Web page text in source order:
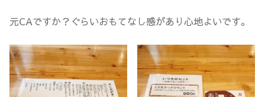
元CAですか？ぐらいおもてなし感があり心地よいです。